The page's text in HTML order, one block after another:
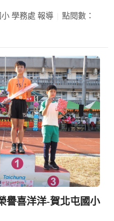
學務處 報導
點閱數：
譽喜洋洋-賀北屯國小